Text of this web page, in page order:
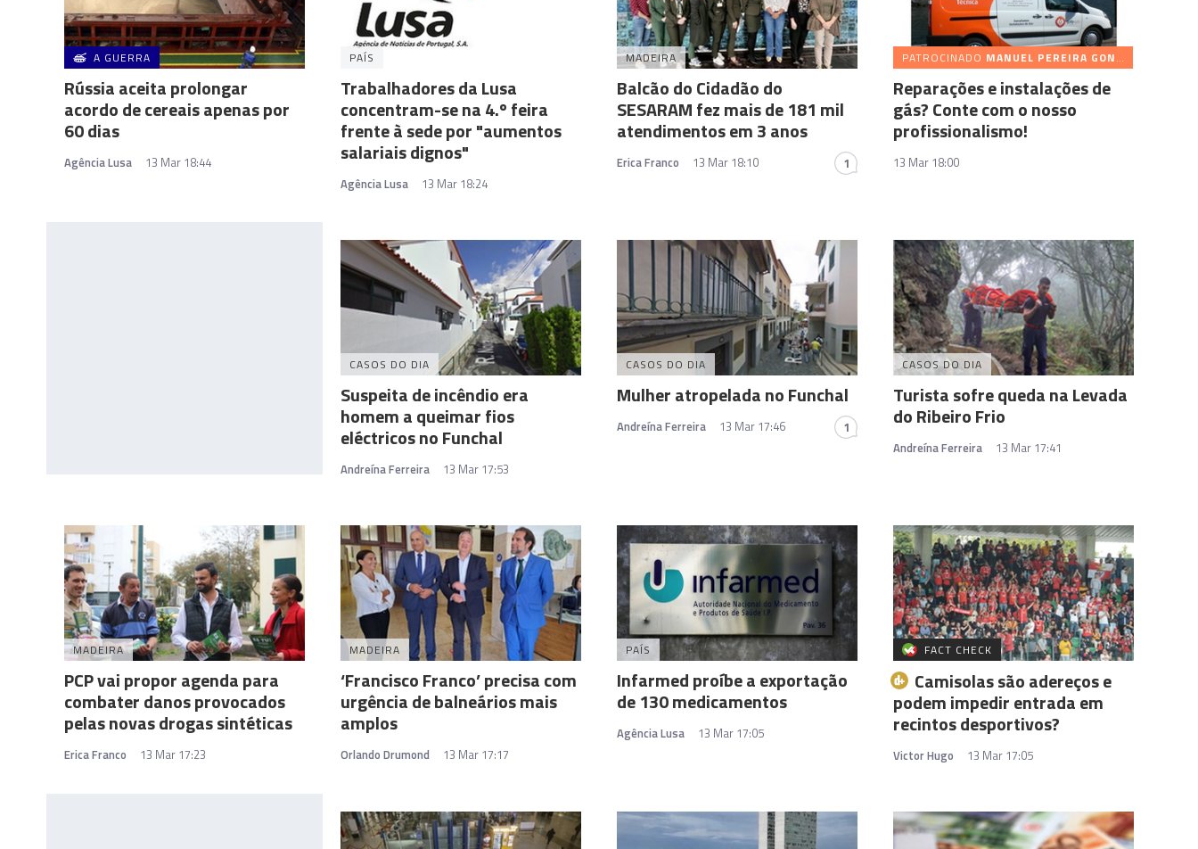
A GUERRA
Rússia aceita prolongar
acordo de cereais apenas por
60 dias
Agência Lusa 13 Mar 18:44
PAÍS
Trabalhadores da Lusa
concentram-se na 4.º feira
frente à sede por "aumentos
salariais dignos"
Agência Lusa 13 Mar 18:24
MADEIRA
Balcão do Cidadão do
SESARAM fez mais de 181 mil
atendimentos em 3 anos
Erica Franco 13 Mar 18:10 1
PATROCINADO MANUEL PEREIRA GONÇALVES (SERRÃO) & FILHOS
Reparações e instalações de
gás? Conte com o nosso
profissionalismo!
13 Mar 18:00
CASOS DO DIA
Suspeita de incêndio era
homem a queimar fios
eléctricos no Funchal
Andreína Ferreira 13 Mar 17:53
CASOS DO DIA
Mulher atropelada no Funchal
Andreína Ferreira 13 Mar 17:46 1
CASOS DO DIA
Turista sofre queda na Levada
do Ribeiro Frio
Andreína Ferreira 13 Mar 17:41
MADEIRA
PCP vai propor agenda para
combater danos provocados
pelas novas drogas sintéticas
Erica Franco 13 Mar 17:23
MADEIRA
‘Francisco Franco’ precisa com
urgência de balneários mais
amplos
Orlando Drumond 13 Mar 17:17
PAÍS
Infarmed proíbe a exportação
de 130 medicamentos
Agência Lusa 13 Mar 17:05
FACT CHECK
Camisolas são adereços e
podem impedir entrada em
recintos desportivos?
Victor Hugo 13 Mar 17:05